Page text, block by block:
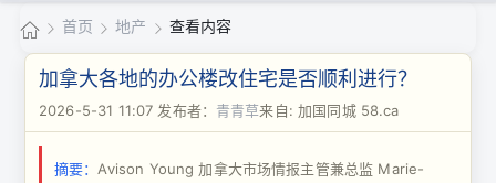
加
同
›
首页
›
地产
›
查看内容
加拿大各地的办公楼改住宅是否顺利进行？
2026-5-31 11:07 发布者： 青青草来自: 加国同城 58.ca
摘要： Avison Young 加拿大市场情报主管兼总监 Marie-